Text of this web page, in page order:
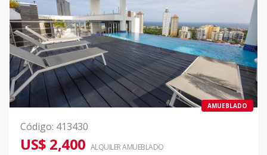
AMUEBLADO
Código: 413430
US$ 2,400 ALQUILERAMUEBLADO